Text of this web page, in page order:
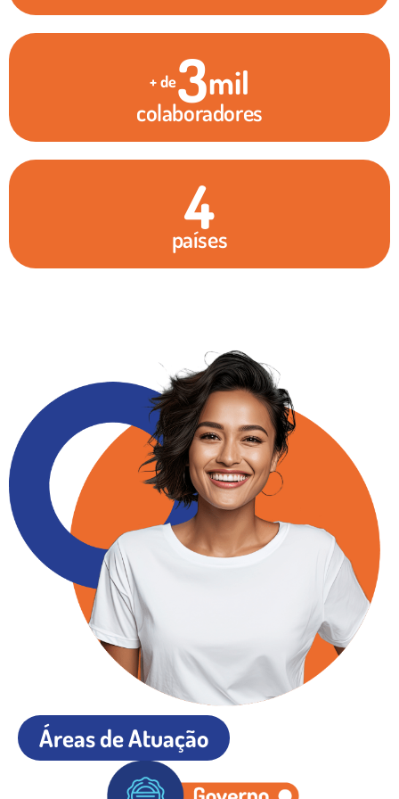
+ de3mil
colaboradores
4
países
Áreas de Atuação